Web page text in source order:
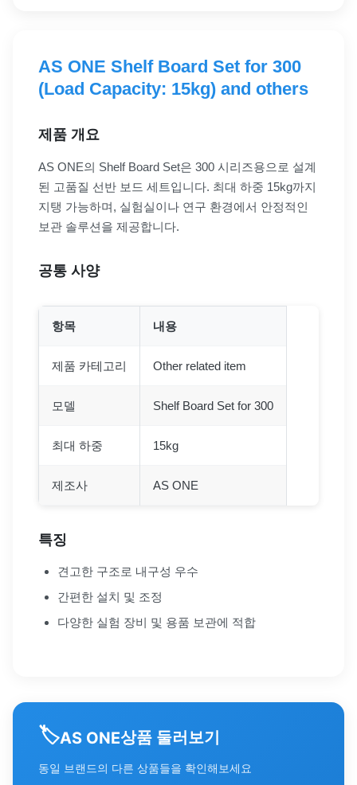
AS ONE Shelf Board Set for 300
(Load Capacity: 15kg) and others
제품 개요
AS ONE의 Shelf Board Set은 300 시리즈용으로 설계
된 고품질 선반 보드 세트입니다. 최대 하중 15kg까지
지탱 가능하며, 실험실이나 연구 환경에서 안정적인
보관 솔루션을 제공합니다.
공통 사양
항목 내용
제품 카테고리 Other related item
모델 Shelf Board Set for 300
최대 하중 15kg
제조사 AS ONE
특징
견고한 구조로 내구성 우수
간편한 설치 및 조정
다양한 실험 장비 및 용품 보관에 적합
🏷️AS ONE상품 둘러보기
동일 브랜드의 다른 상품들을 확인해보세요